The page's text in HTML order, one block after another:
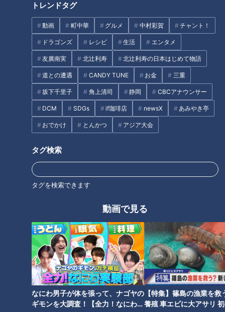
トレンドタグ
動画 町中華 グルメ 中村彩賀 チャント！
ドラゴンズ レシピ 生活 エンタメ
友廣南実 北辻利寿 北辻利寿の日本はじめて物語
道との遭遇 CANDY TUNE お金 三重
坂下千里子 角上清司 静岡 CBCアナウンサー
DCM SDGs if珈琲店 newsX あみやき亭
おでかけ とんかつ アジア大会
タグ検索
タグを検索できます
動画で見る
なにわ男子が体を張って、ナゴヤの
ギモンを大調査！【全力！なにわ実
【特集】篠島の漁業を救
養殖 車エビに大アサリ
キャンプ初日の２月１日、２軍キャンプ地である読谷村の球場
に響いたのは、ドラフト１位ルーキー金丸夢斗の誕生日を祝う
歌だった。背番号「２１」の真新しいユニホームにそでを通し
た初日は、金丸にとって２２歳の誕生日だった。練習前に落合
英二２軍監督が、それを紹介して、先輩後輩の選手たちが「ハ
ッピーバースデー」を合唱した。金丸にとっては思いがけない
誕生プレゼントであり、一生忘れられない思い出になったこと
だろう。
２月３日には、北谷の球場で同じようにバースデーソングの合
祝いの言葉が映し出される、何とも粋な演出だった。
泥だらけのノックに酔う